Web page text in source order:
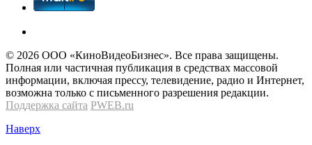
© 2026 OOО «КиноВидеоБизнес». Все права защищены.
Полная или частичная публикация в средствах массовой
информации, включая прессу, телевидение, радио и Интернет,
возможна только с письменного разрешения редакции.
Поддержка сайта PWEB.ru
Наверх